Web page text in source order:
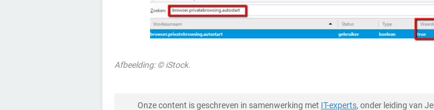
Afbeelding: © iStock.
Onze content is geschreven in samenwerking met IT-experts, onder leiding van